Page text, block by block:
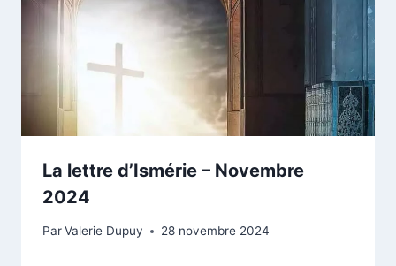
La lettre d’Ismérie – Novembre
2024
ParValerie Dupuy 28 novembre 2024